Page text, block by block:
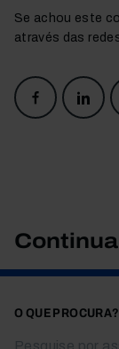
Se achou este
através das
O QUE PROCURA?